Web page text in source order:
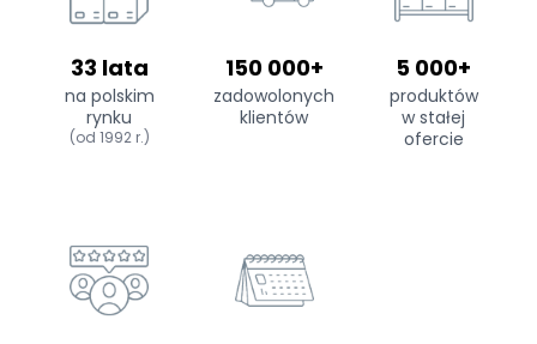
33 lata
na polskim
rynku
(od 1992 r.)
150 000+
zadowolonych
klientów
5 000+
produktów
w stałej
ofercie